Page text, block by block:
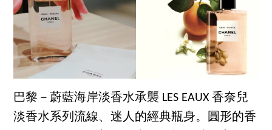
巴黎－蔚藍海岸淡香水承襲 LES EAUX 香奈兒
淡香水系列流線、迷人的經典瓶身。圓形的香